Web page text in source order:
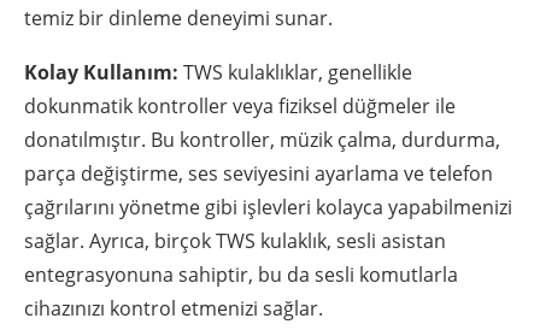
temiz bir dinleme deneyimi sunar.
Kolay Kullanım: TWS kulaklıklar, genellikle
dokunmatik kontroller veya fiziksel düğmeler ile
donatılmıştır. Bu kontroller, müzik çalma, durdurma,
parça değiştirme, ses seviyesini ayarlama ve telefon
çağrılarını yönetme gibi işlevleri kolayca yapabilmenizi
sağlar. Ayrıca, birçok TWS kulaklık, sesli asistan
entegrasyonuna sahiptir, bu da sesli komutlarla
cihazınızı kontrol etmenizi sağlar.